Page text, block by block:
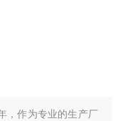
，作为专业的生产厂